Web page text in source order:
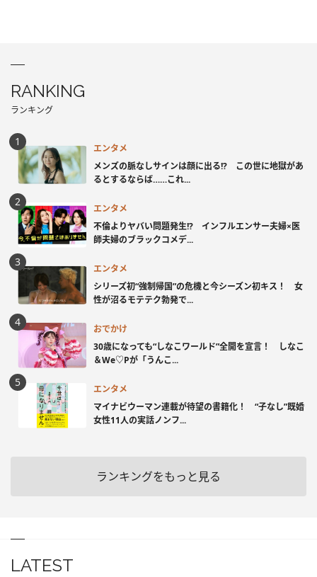
RANKING
ランキング
エンタメ
メンズの脈なしサインは顔に出る!? この世に地獄があ
るとするならば……これ...
エンタメ
不倫よりヤバい問題発生!? インフルエンサー夫婦×医
師夫婦のブラックコメデ...
エンタメ
シリーズ初“強制帰国”の危機と今シーズン初キス！ 女
性が沼るモテテク勃発で...
おでかけ
30歳になっても“しなこワールド”全開を宣言！ しなこ
＆We♡Pが「うんこ...
エンタメ
マイナビウーマン連載が待望の書籍化！ “子なし”既婚
女性11人の実話ノンフ...
ランキングをもっと見る
LATEST